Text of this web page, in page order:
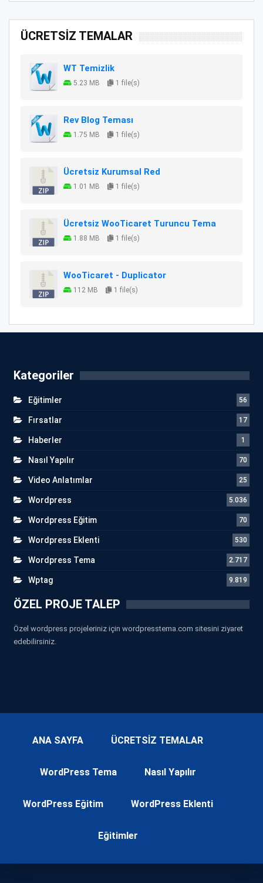
ÜCRETSİZ TEMALAR
WT Temizlik
5.23 MB 1 file(s)
Rev Blog Teması
1.75 MB 1 file(s)
Ücretsiz Kurumsal Red
1.01 MB 1 file(s)
Ücretsiz WooTicaret Turuncu Tema
1.88 MB 1 file(s)
WooTicaret - Duplicator
112 MB 1 file(s)
Kategoriler
Eğitimler 56
Fırsatlar 17
Haberler 1
Nasıl Yapılır 70
Video Anlatımlar 25
Wordpress 5.036
Wordpress Eğitim 70
Wordpress Eklenti 530
Wordpress Tema 2.717
Wptag 9.819
ÖZEL PROJE TALEP
Özel wordpress projeleriniz için wordpresstema.com sitesini ziyaret
edebilirsiniz.
ANA SAYFA ÜCRETSİZ TEMALAR
WordPress Tema Nasıl Yapılır
WordPress Eğitim WordPress Eklenti
Eğitimler